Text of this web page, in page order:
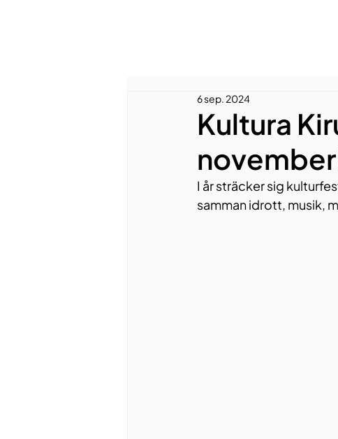
Kultura
6 sep. 2024
I år sträcker sig
samman idrott, musik,